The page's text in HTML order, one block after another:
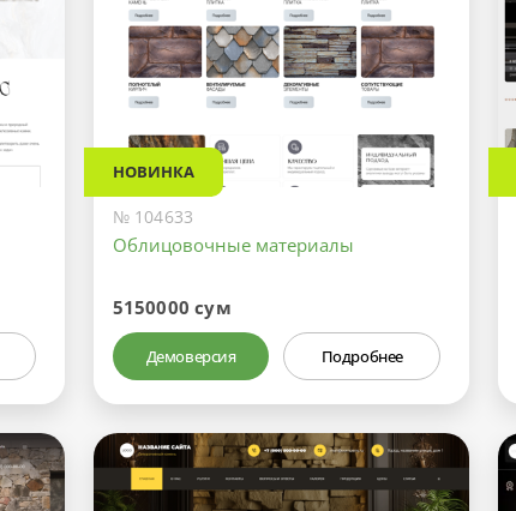
НОВИНКА
№ 104633
Облицовочные материалы
5150000 сум
Демоверсия Подробнее